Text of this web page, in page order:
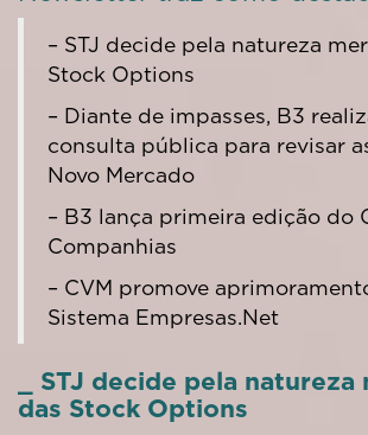
– STJ decide pela natureza
Stock Options
– Diante de impasses, B3
consulta pública para revisar
Novo Mercado
– B3 lança primeira edição do
Companhias
– CVM promove
Sistema Empresas.Net
_ STJ decide pela
das Stock Options